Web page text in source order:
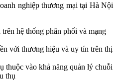
nghiệp thương mại tại Hà Nội
hệ thống phân phối và mạng
với thương hiệu và uy tín trên thị
thuộc vào khả năng quản lý chuỗi
thụ